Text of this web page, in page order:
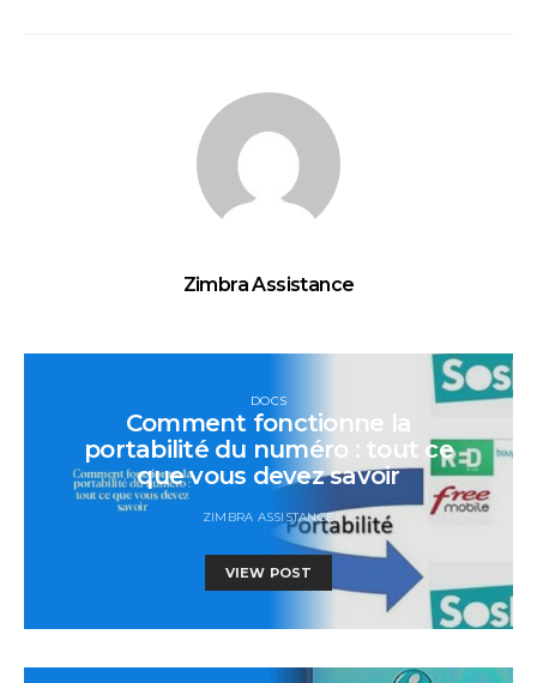
Zimbra Assistance
DOCS
Comment fonctionne la
portabilité du numéro : tout ce
que vous devez savoir
ZIMBRA ASSISTANCE
VIEW POST